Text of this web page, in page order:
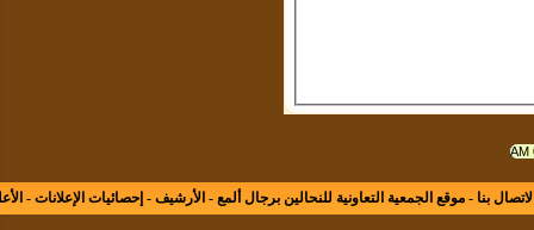
بنا-موقع الجمعية التعاونية للنحالين برجال ألمع -الأرشيف-إحصائيات الإعلانات-الأعلى